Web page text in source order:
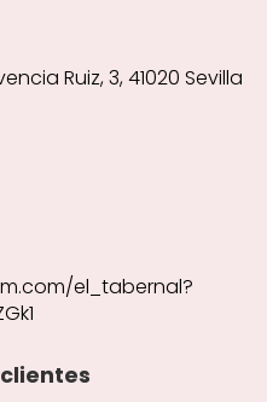
Ruiz, 3, 41020 Sevilla
el_tabernal?